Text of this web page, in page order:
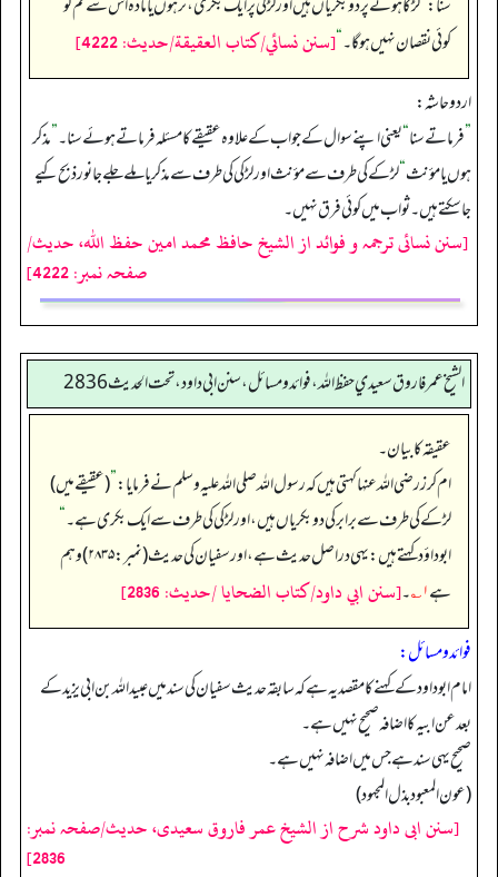
کوئی نقصان نہیں ہو گا۔‏‏‏‏“[سنن نسائي/كتاب العقيقة/حدیث: 4222]
اردو حاشہ:
”فرماتے سنا“یعنی اپنے سوال کے جواب کے علاوہ عقیقے کا مسئلہ فرماتے ہوئے سنا۔”مذکر
ہوں یا مؤنث“لڑکے کی طرف سے مؤنث اور لڑکی کی طرف سے مذکریا ملے جلے جانور ذبح کیے
جاسکتے ہیں۔ ثواب میں کوئی فرق نہیں۔
[سنن نسائی ترجمہ و فوائد از الشیخ حافظ محمد امین حفظ اللہ، حدیث/
صفحہ نمبر: 4222]
الشيخ عمر فاروق سعيدي حفظ الله، فوائد و مسائل، سنن ابي داود ، تحت الحديث 2836
عقیقہ کا بیان۔
ام کرز رضی اللہ عنہا کہتی ہیں کہ رسول اللہ صلی اللہ علیہ وسلم نے فرمایا:”(عقیقے میں)
لڑکے کی طرف سے برابر کی دو بکریاں ہیں، اور لڑکی کی طرف سے ایک بکری ہے۔‏‏‏‏“
ابوداؤد کہتے ہیں: یہی دراصل حدیث ہے، اور سفیان کی حدیث (نمبر: ۲۸۳۵) وہم
ہے۱؎ ۔[سنن ابي داود/كتاب الضحايا /حدیث: 2836]
فوائد ومسائل:
امام ابو داود کے کہنے کا مقصد یہ ہے کہ سابقہ حدیث سفیان کی سند میں عبید اللہ بن ابی یزید کے
بعد عن ابیہ کا اضافہ صحیح نہیں ہے۔
صحیح یہی سند ہے جس میں اضافہ نہیں ہے۔
(عون المعبود بذل المجهود)
[سنن ابی داود شرح از الشیخ عمر فاروق سعیدی، حدیث/صفحہ نمبر:
2836]